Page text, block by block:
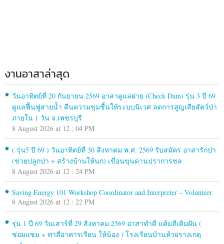
งานอาสาล่าสุด
วันอาทิตย์ที่ 20 กันยายน 2569 อาสาดูแลฝาย (Check Dam) รุ่น 3 ปี 69
ดูแลฟื้นฟูสายน้ำ คืนความชุมชื้นให้ระบบนิเวศ ลดการสูญเสียสัตว์ป่า
ภายใน 1 วัน จ.เพชรบุรี
8 August 2026 at 12 : 04 PM
( รุ่น5 ปี 69 ) วันอาทิตย์ที่ 30 สิงหาคม พ.ศ. 2569 รับสมัคร อาสารักป่า
(ช่วยปลูกป่า + สร้างบ้านให้นก) เขื่อนขุนด่านปราการชล
8 August 2026 at 12 : 24 PM
Saving Energy 101 Workshop Coordinator and Interpreter – Volunteer
8 August 2026 at 12 : 22 PM
รุ่น 1 ปี 69 วันเสาร์ที่ 29 สิงหาคม 2569 อาสาทำดี แต้มสีเติมฝัน (
ซ่อมแซม + ทาสีอาคารเรียน ให้น้อง ) โรงเรียนบ้านห้วยรางเกตุ